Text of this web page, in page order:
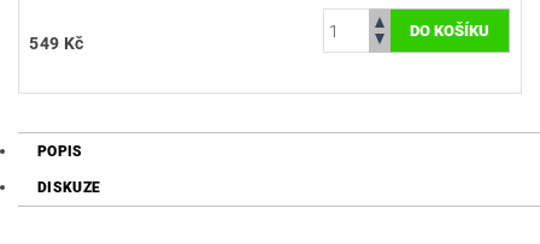
549 Kč
POPIS
DISKUZE